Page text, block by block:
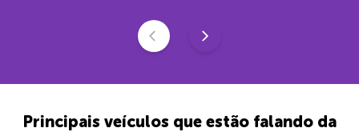
Principais veículos que estão falando da